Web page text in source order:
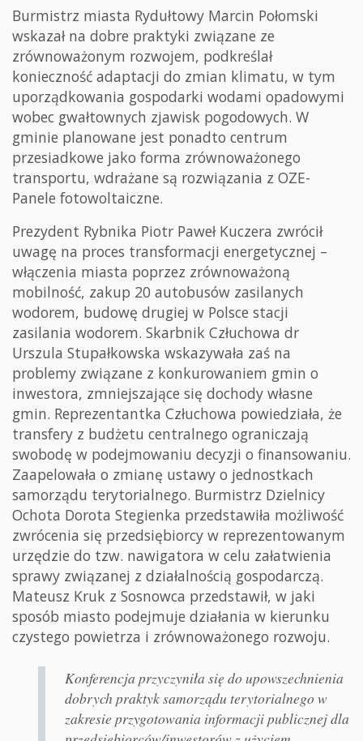
Burmistrz miasta Rydułtowy Marcin Połomski
wskazał na dobre praktyki związane ze
zrównoważonym rozwojem, podkreślał
konieczność adaptacji do zmian klimatu, w tym
uporządkowania gospodarki wodami opadowymi
wobec gwałtownych zjawisk pogodowych. W
gminie planowane jest ponadto centrum
przesiadkowe jako forma zrównoważonego
transportu, wdrażane są rozwiązania z OZE-
Panele fotowoltaiczne.
Prezydent Rybnika Piotr Paweł Kuczera zwrócił
uwagę na proces transformacji energetycznej –
włączenia miasta poprzez zrównoważoną
mobilność, zakup 20 autobusów zasilanych
wodorem, budowę drugiej w Polsce stacji
zasilania wodorem. Skarbnik Człuchowa dr
Urszula Stupałkowska wskazywała zaś na
problemy związane z konkurowaniem gmin o
inwestora, zmniejszające się dochody własne
gmin. Reprezentantka Człuchowa powiedziała, że
transfery z budżetu centralnego ograniczają
swobodę w podejmowaniu decyzji o finansowaniu.
Zaapelowała o zmianę ustawy o jednostkach
samorządu terytorialnego. Burmistrz Dzielnicy
Ochota Dorota Stegienka przedstawiła możliwość
zwrócenia się przedsiębiorcy w reprezentowanym
urzędzie do tzw. nawigatora w celu załatwienia
sprawy związanej z działalnością gospodarczą.
Mateusz Kruk z Sosnowca przedstawił, w jaki
sposób miasto podejmuje działania w kierunku
czystego powietrza i zrównoważonego rozwoju.
Konferencja przyczyniła się do upowszechnienia
dobrych praktyk samorządu terytorialnego w
zakresie przygotowania informacji publicznej dla